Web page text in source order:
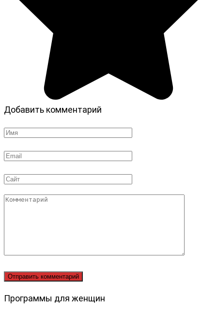
Добавить комментарий
Имя
Email
Сайт
Комментарий
Программы для женщин